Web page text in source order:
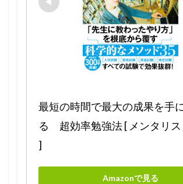
最短の時間で最大の成果を手
る　超効率勉強法 [ メンタリ
]
Amazonで見る